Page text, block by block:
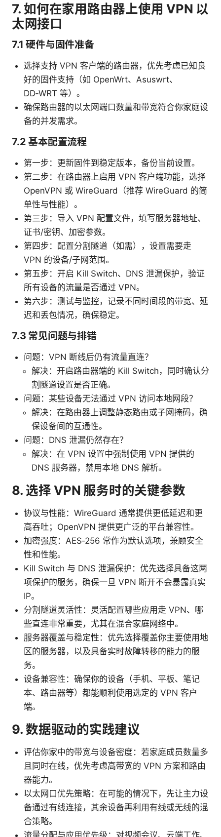
7. 如何在家用路由器上使用 VPN 以
太网接口
7.1 硬件与固件准备
选择支持 VPN 客户端的路由器，优先考虑已知良
好的固件支持（如 OpenWrt、Asuswrt、
DD‑WRT 等）。
确保路由器的以太网端口数量和带宽符合你家庭设
备的并发需求。
7.2 基本配置流程
第一步：更新固件到稳定版本，备份当前设置。
第二步：在路由器上启用 VPN 客户端功能，选择
OpenVPN 或 WireGuard（推荐 WireGuard 的简
单性与性能）。
第三步：导入 VPN 配置文件，填写服务器地址、
证书/密钥、加密参数。
第四步：配置分割隧道（如需），设置需要走
VPN 的设备/子网范围。
第五步：开启 Kill Switch、DNS 泄漏保护，验证
所有设备的流量是否通过 VPN。
第六步：测试与监控，记录不同时间段的带宽、延
迟和丢包情况，确保稳定。
7.3 常见问题与排错
问题：VPN 断线后仍有流量直连？
解决：开启路由器端的 Kill Switch，同时确认分
割隧道设置是否正确。
问题：某些设备无法通过 VPN 访问本地网段？
解决：在路由器上调整静态路由或子网掩码，确
保设备间的互通性。
问题：DNS 泄漏仍然存在？
解决：在 VPN 设置中强制使用 VPN 提供的
DNS 服务器，禁用本地 DNS 解析。
8. 选择 VPN 服务时的关键参数
协议与性能：WireGuard 通常提供更低延迟和更
高吞吐；OpenVPN 提供更广泛的平台兼容性。
加密强度：AES‑256 常作为默认选项，兼顾安全
性和性能。
Kill Switch 与 DNS 泄漏保护：优先选择具备这两
项保护的服务，确保一旦 VPN 断开不会暴露真实
IP。
分割隧道灵活性：灵活配置哪些应用走 VPN、哪
些直连非常重要，尤其在混合家庭网络中。
服务器覆盖与稳定性：优先选择覆盖你主要使用地
区的服务器，以及具备实时故障转移的能力的服
务。
设备兼容性：确保你的设备（手机、平板、笔记
本、路由器等）都能顺利使用选定的 VPN 客户
端。
9. 数据驱动的实践建议
评估你家中的带宽与设备密度：若家庭成员数量多
且同时在线，优先考虑高带宽的 VPN 方案和路由
器能力。
以太网口优先策略：在可能的情况下，先让主力设
备通过有线连接，其余设备再利用有线或无线的混
合策略。
流量分配与应用优先级：对视频会议、云端工作、